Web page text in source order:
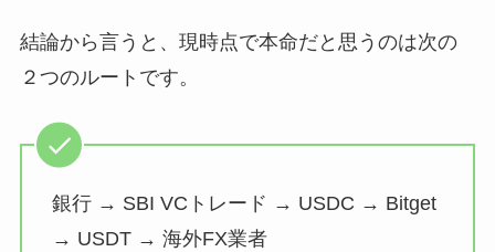
結論から言うと、現時点で本命だと思うのは次の
２つのルートです。
銀行 → SBI VCトレード → USDC → Bitget
→ USDT → 海外FX業者